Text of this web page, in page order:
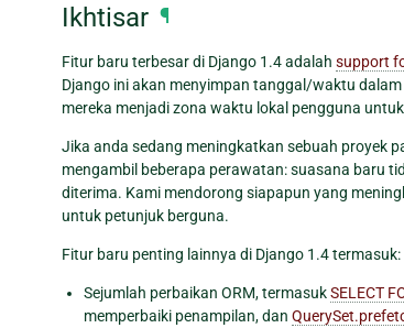
Ikhtisar ¶
Fitur baru terbesar di Django 1.4 adalah support
Django ini akan menyimpan tanggal/waktu
mereka menjadi zona waktu lokal pengguna
Jika anda sedang meningkatkan sebuah proyek
mengambil beberapa perawatan: suasana baru
diterima. Kami mendorong siapapun yang
untuk petunjuk berguna.
Fitur baru penting lainnya di Django 1.4 termasuk:
Sejumlah perbaikan ORM, termasukSELECT
memperbaiki penampilan, dan